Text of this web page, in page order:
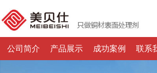
公司简介 产品展示 成功案例 联系